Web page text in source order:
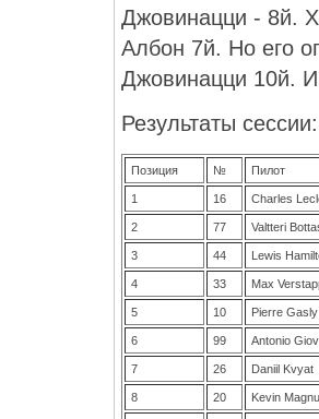
Джовинацци - 8й.
Албон 7й. Но его
Джовинацци 10й.
Результаты сессии:
Позиция № Пилот
1 16 Charles
2 77 Valtteri
3 44 Lewis
4 33 Max
5 10 Pierre Gasly
6 99 Antonio
7 26 Daniil Kvyat
8 20 Kevin